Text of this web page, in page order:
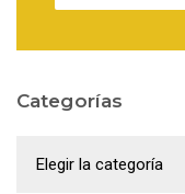
Categorías